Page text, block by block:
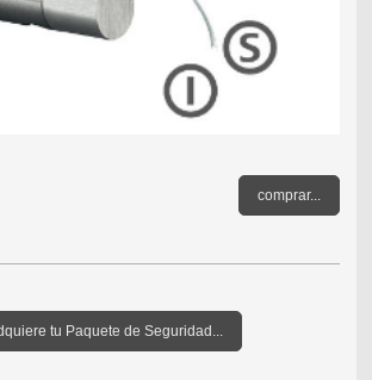
comprar...
tu Paquete de Seguridad...